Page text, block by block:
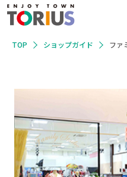
TOP ショップガイド ファ